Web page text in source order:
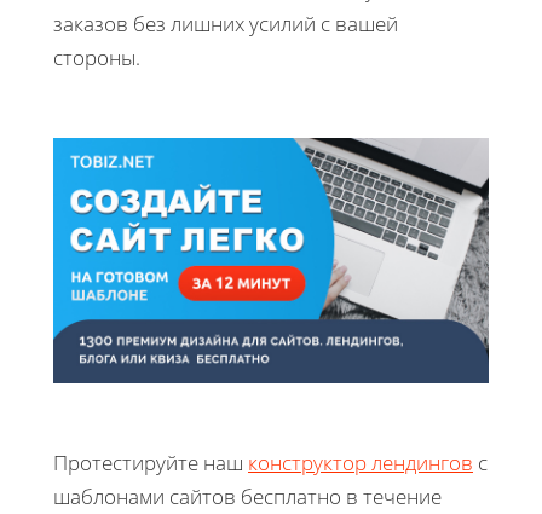
заказов без лишних усилий с вашей
стороны.
Протестируйте наш конструктор лендингов с
шаблонами сайтов бесплатно в течение